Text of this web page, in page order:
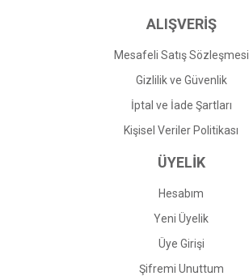
ALIŞVERİŞ
Mesafeli Satış Sözleşmesi
Gizlilik ve Güvenlik
İptal ve İade Şartları
Kişisel Veriler Politikası
ÜYELİK
Hesabım
Yeni Üyelik
Üye Girişi
Şifremi Unuttum